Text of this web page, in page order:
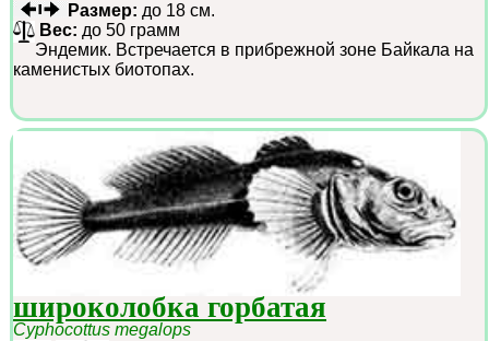
Размер: до 18 см.
Вес: до 50 грамм
Эндемик. Встречается в прибрежной зоне Байкала на
каменистых биотопах.
широколобка горбатая
Cyphocottus megalops